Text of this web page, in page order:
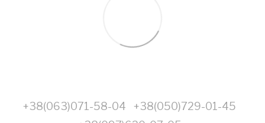
+38(063)071-58-04
+38(050)729-01-45